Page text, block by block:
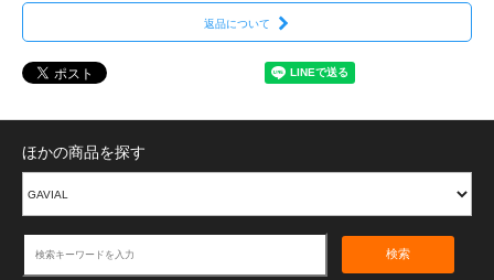
返品について
ほかの商品を探す
検索